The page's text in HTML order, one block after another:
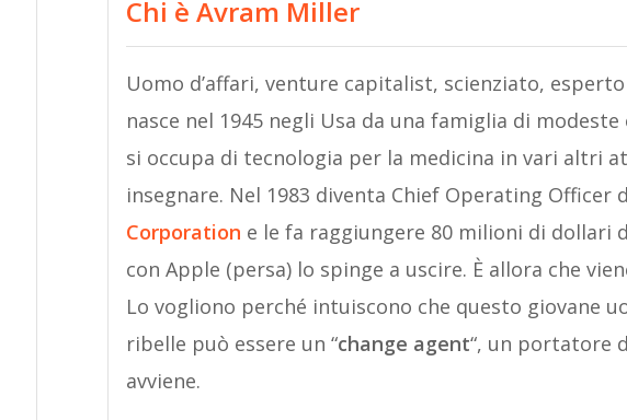
Chi è Avram Miller
Uomo d’affari, venture capitalist, scienziato,
nasce nel 1945 negli Usa da una famiglia di
si occupa di tecnologia per la medicina in vari altri
insegnare. Nel 1983 diventa Chief Operating Officer
Corporation e le fa raggiungere 80 milioni di dollari
con Apple (persa) lo spinge a uscire. È allora che
Lo vogliono perché intuiscono che questo giovane
ribelle può essere un “change agent“, un portatore
avviene.